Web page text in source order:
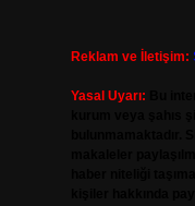
Reklam ve İletişim:
Yasal Uyarı: